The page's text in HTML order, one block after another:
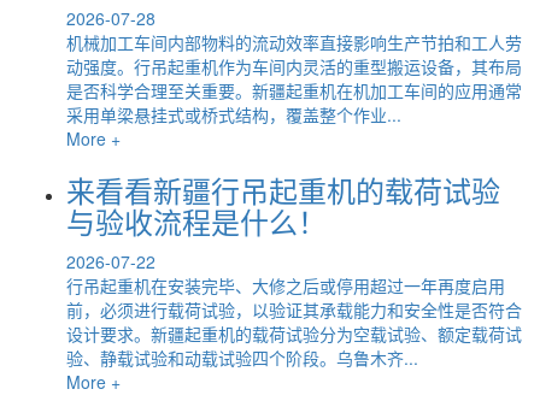
2026-07-28
机械加工车间内部物料的流动效率直接影响生产节拍和工人劳
动强度。行吊起重机作为车间内灵活的重型搬运设备，其布局
是否科学合理至关重要。新疆起重机在机加工车间的应用通常
采用单梁悬挂式或桥式结构，覆盖整个作业...
More +
来看看新疆行吊起重机的载荷试验
与验收流程是什么！
2026-07-22
行吊起重机在安装完毕、大修之后或停用超过一年再度启用
前，必须进行载荷试验，以验证其承载能力和安全性是否符合
设计要求。新疆起重机的载荷试验分为空载试验、额定载荷试
验、静载试验和动载试验四个阶段。乌鲁木齐...
More +